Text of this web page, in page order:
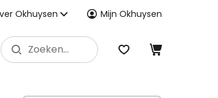
Okhuysen Mijn Okhuysen